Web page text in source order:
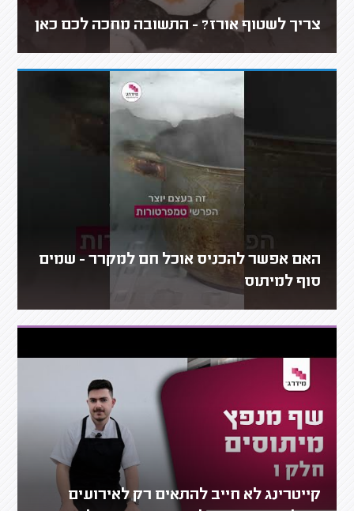
צריך לשטוף אורז? - התשובה מחכה לכם כאן
האם אפשר להכניס אוכל חם למקרר - שמים
סוף למיתוס
קייטרינג לא חייב להתאים רק לאירועים